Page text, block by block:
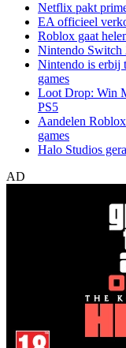
Netflix pakt
EA officieel
Roblox gaat
Nintendo Switch
Nintendo is erbij
games
Loot Drop: Win
PS5
Aandelen
games
Halo Studios
AD